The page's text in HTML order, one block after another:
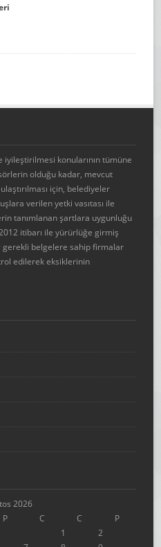
konularının tümüne
olduğu kadar, mevcut
için, belediyeler
verilen yetki vasıtası ile
tanımlanan şartlara uygunluğu
itibarı ile yürürlüğe girmiş
gerekli belgelere sahip firmalar
edilerek eksiklerinin
2026
P C C P
1
2